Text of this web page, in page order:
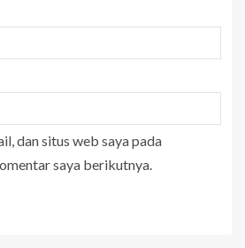
dan situs web saya pada
saya berikutnya.